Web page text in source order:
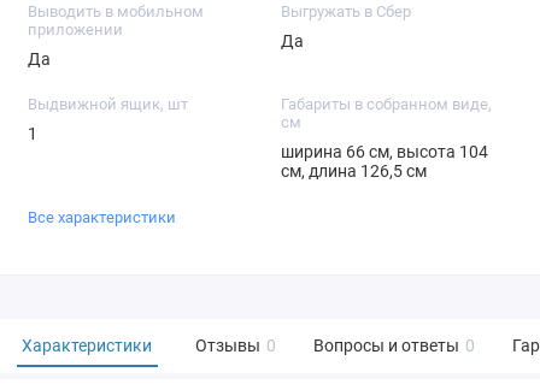
Выводить в мобильном
приложении
Да
Выгружать в Сбер
Да
Выдвижной ящик, шт
1
Габариты в собранном виде,
см
ширина 66 см, высота 104
см, длина 126,5 см
Все характеристики
Характеристики Отзывы 0 Вопросы и ответы 0